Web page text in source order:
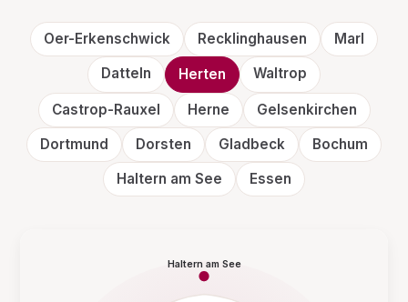
Haltern am See
Oer-Erkenschwick Recklinghausen
Marl
Datteln
Herten Waltrop
Castrop-Rauxel Herne
Gelsenkirchen
Dortmund
Dorsten Gladbeck
Bochum
Haltern am See
Essen